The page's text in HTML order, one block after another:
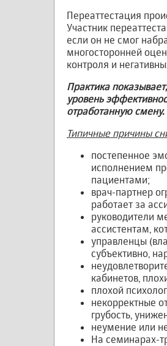
Переаттестация
Участник
если он не смог
многосторонней
контроля и
Практика
уровень
отработанную смену.
Типичные причины
постепенное
исполнением
пациентами;
врач-партнер
работает за
руководители
ассистентам,
управленцы
субъективно,
кабинетов,
плохой
некорректные
грубость,
неумение или
На семинарах-